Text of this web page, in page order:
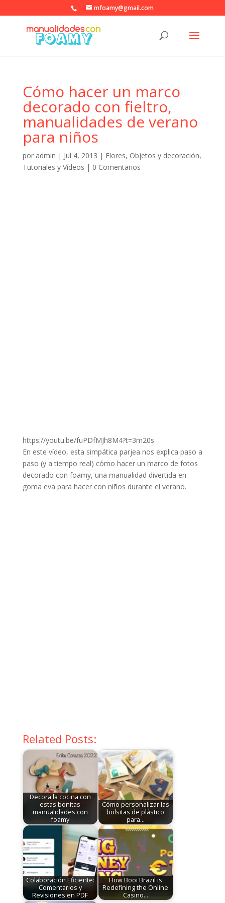
mfoamy@gmail.com
Cómo hacer un marco
decorado con fieltro,
manualidades de verano
para niños
por admin | Jul 4, 2013 | Flores, Objetos y decoración,
Tutoriales y Vídeos | 0 Comentarios
https://youtu.be/fuPDfMJh8M4?t=3m20s
En este vídeo, esta simpática parjea nos explica paso a
paso (y a tiempo real) cómo hacer un marco de fotos
decorado con foamy, una manualidad divertida en
goma eva para hacer con niños durante el verano.
Related Posts:
Decora la cocina con
estas bonitas
manualidades con
foamy
Cómo personalizar las
bolsitas de plástico
para…
Colaboración Eficiente:
Comentarios y
Revisiones en PDF
How Booi Brazil is
Redefining the Online
Casino…